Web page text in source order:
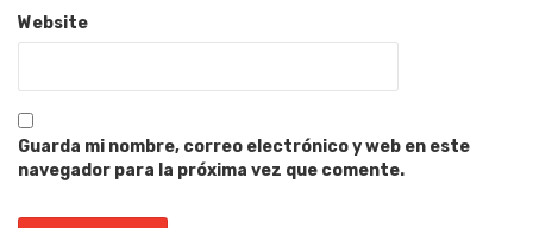
Website
Guarda mi nombre, correo electrónico y web en este
navegador para la próxima vez que comente.